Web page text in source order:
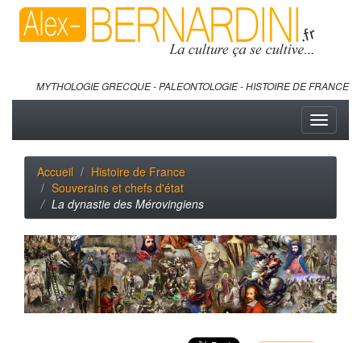
MYTHOLOGIE GRECQUE - PALEONTOLOGIE - HISTOIRE DE FRANCE
Toggle
Accueil
Histoire de France
Souverains et chefs d'état
La dynastie des Mérovingiens